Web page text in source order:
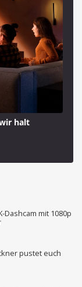
halt
Dashcam mit 1080p
pustet euch